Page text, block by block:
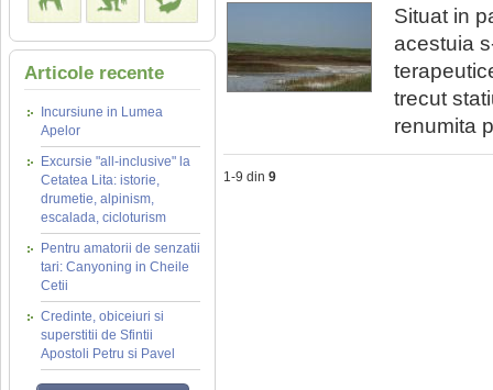
Articole recente
Incursiune in Lumea
Apelor
Excursie "all-inclusive" la
Cetatea Lita: istorie,
drumetie, alpinism,
escalada, cicloturism
Pentru amatorii de senzatii
tari: Canyoning in Cheile
Cetii
Credinte, obiceiuri si
superstitii de Sfintii
Apostoli Petru si Pavel
Situat in
acestuia
trecut
renumita
1-9 din 9